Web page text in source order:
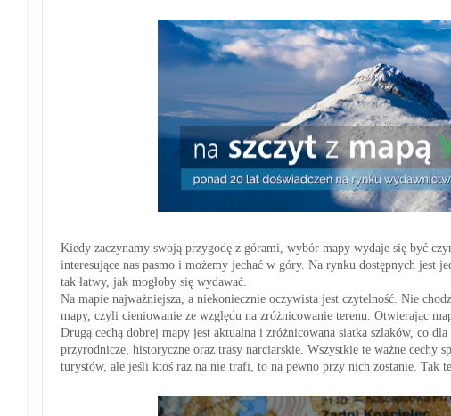
Kiedy zaczynamy swoją przygodę z górami, wybór mapy wydaje się być
interesujące nas pasmo i możemy jechać w góry. Na rynku dostępnych
tak łatwy, jak mogłoby się wydawać.
Na mapie najważniejsza, a niekoniecznie oczywista jest czytelność. Nie
mapy, czyli cieniowanie ze względu na zróżnicowanie terenu. Otwierając
Drugą cechą dobrej mapy jest aktualna i zróżnicowana siatka szlaków, co
przyrodnicze, historyczne oraz trasy narciarskie. Wszystkie te ważne cechy
turystów, ale jeśli ktoś raz na nie trafi, to na pewno przy nich zostanie. Tak